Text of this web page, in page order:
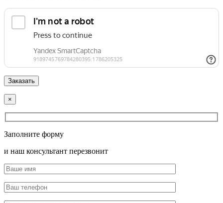
×
Заполните форму
и наш консультант перезвонит